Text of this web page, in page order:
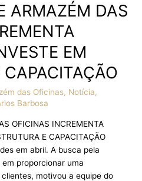
ARMAZÉM DAS
EM
das Oficinas, Notícia,
Barbosa
OFICINAS INCREMENTA
E CAPACITAÇÃO
em abril. A busca pela
proporcionar uma
motivou a equipe do